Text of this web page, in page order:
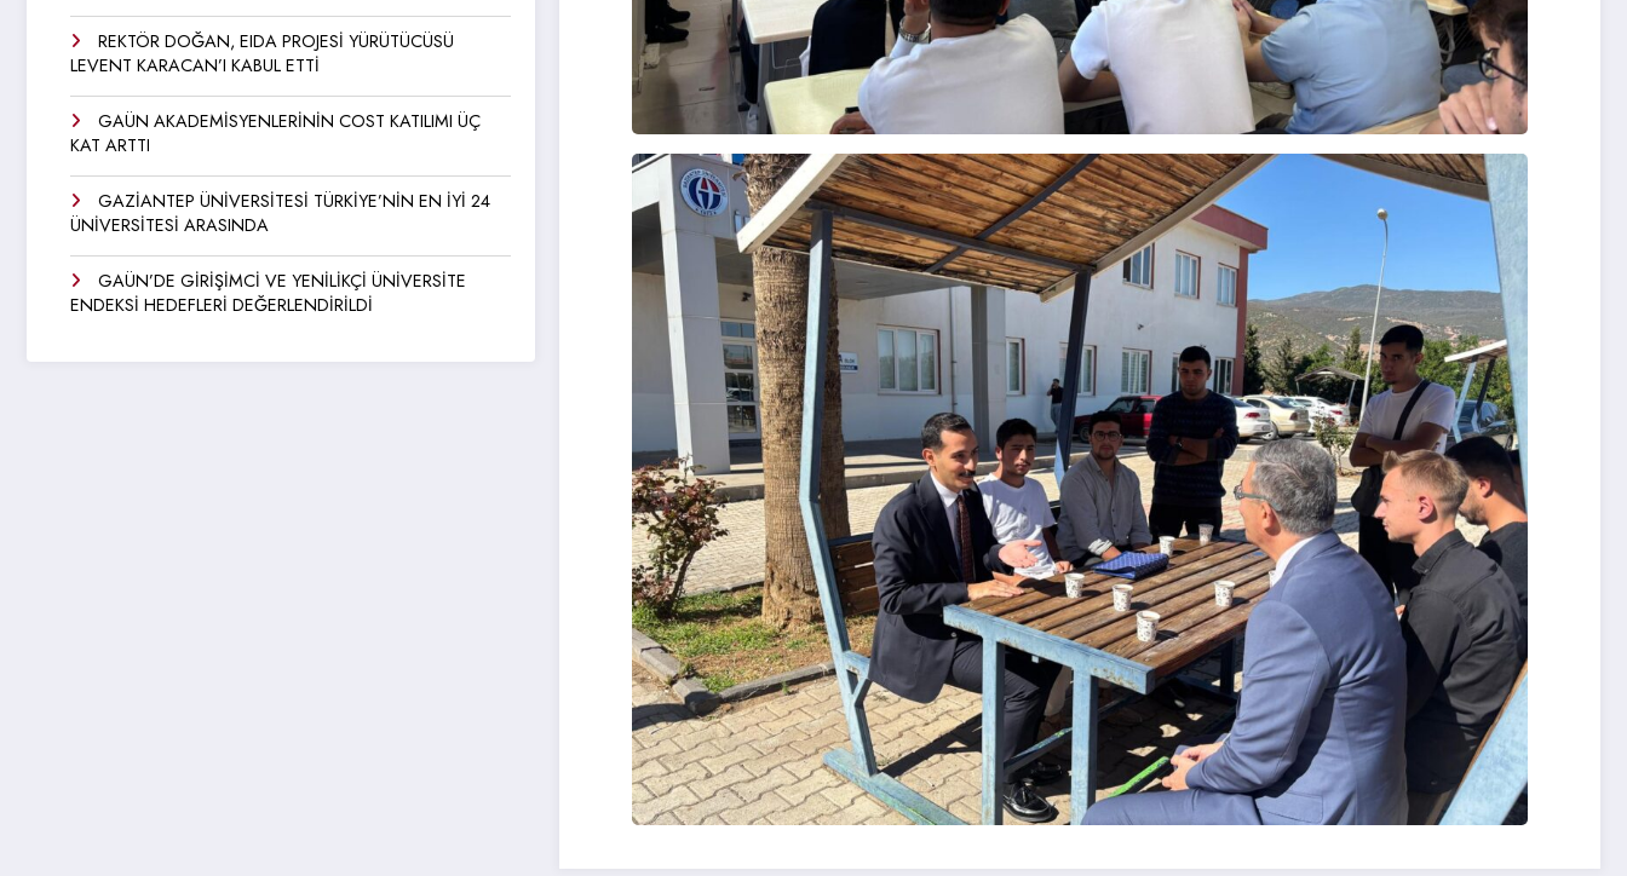
REKTÖR DOĞAN, EIDA PROJESİ YÜRÜTÜCÜSÜ
LEVENT KARACAN’I KABUL ETTİ
GAÜN AKADEMİSYENLERİNİN COST KATILIMI ÜÇ
KAT ARTTI
GAZİANTEP ÜNİVERSİTESİ TÜRKİYE’NİN EN İYİ 24
ÜNİVERSİTESİ ARASINDA
GAÜN’DE GİRİŞİMCİ VE YENİLİKÇİ ÜNİVERSİTE
ENDEKSİ HEDEFLERİ DEĞERLENDİRİLDİ